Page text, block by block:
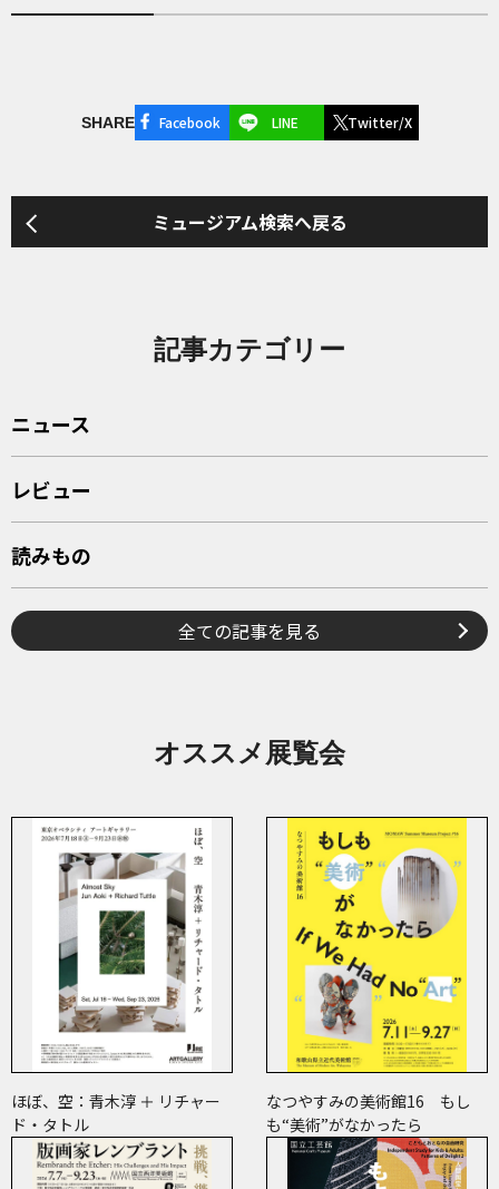
SHARE Facebook LINE Twitter/X
ミュージアム検索へ戻る
記事カテゴリー
ニュース
レビュー
読みもの
全ての記事を見る
オススメ展覧会
ほぼ、空：青木淳 ＋ リチャー
ド・タトル
なつやすみの美術館16 もし
も“美術”がなかったら